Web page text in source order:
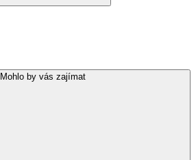
Mohlo by vás zajímat